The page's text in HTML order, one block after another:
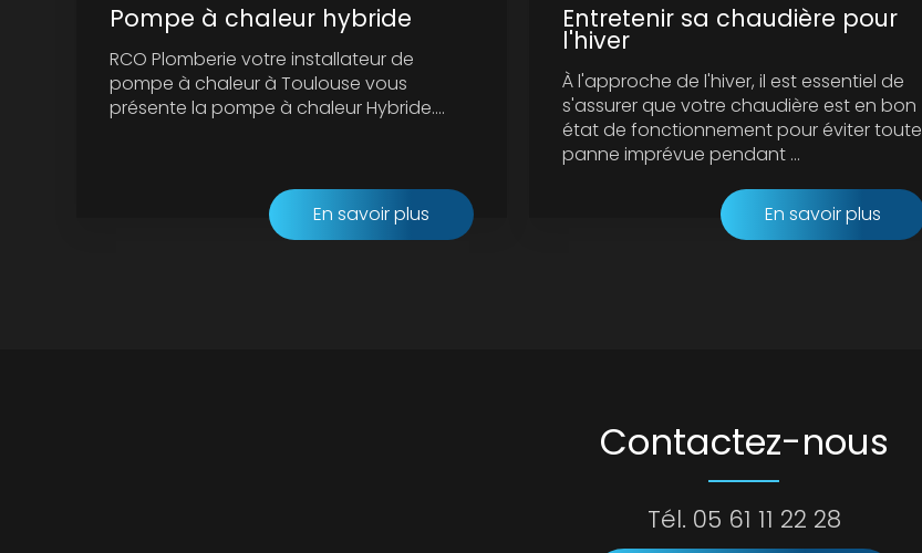
Pompe à chaleur hybride
RCO Plomberie votre installateur de
pompe à chaleur à Toulouse vous
présente la pompe à chaleur Hybride....
En savoir plus
Entretenir sa chaudière pour
l'hiver
À l'approche de l'hiver, il est essentiel de
s'assurer que votre chaudière est en bon
état de fonctionnement pour éviter toute
panne imprévue pendant ...
En savoir plus
Contactez-nous
Tél. 05 61 11 22 28